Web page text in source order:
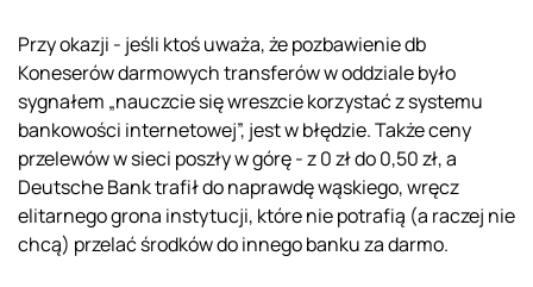
Przy okazji - jeśli ktoś uważa, że pozbawienie db
Koneserów darmowych transferów w oddziale było
sygnałem „nauczcie się wreszcie korzystać z systemu
bankowości internetowej”, jest w błędzie. Także ceny
przelewów w sieci poszły w górę - z 0 zł do 0,50 zł, a
Deutsche Bank trafił do naprawdę wąskiego, wręcz
elitarnego grona instytucji, które nie potrafią (a raczej nie
chcą) przelać środków do innego banku za darmo.